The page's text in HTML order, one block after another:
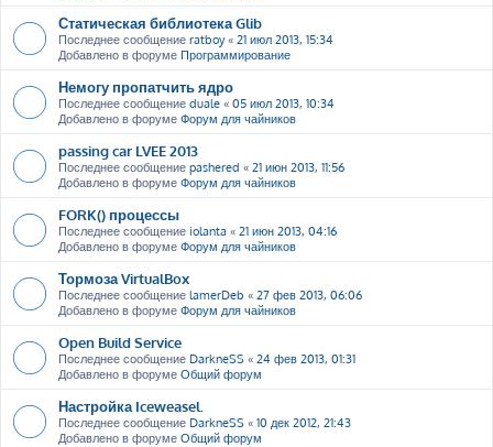
Статическая библиотека Glib
Последнее сообщение ratboy« 21 июл 2013, 15:34
Добавлено в форуме Программирование
Немогу пропатчить ядро
Последнее сообщение duale « 05 июл 2013, 10:34
Добавлено в форуме Форум для чайников
passing car LVEE 2013
Последнее сообщение pashered « 21 июн 2013, 11:56
Добавлено в форуме Форум для чайников
FORK() процессы
Последнее сообщение iolanta « 21 июн 2013, 04:16
Добавлено в форуме Форум для чайников
Тормоза VirtualBox
Последнее сообщение lamerDeb « 27 фев 2013, 06:06
Добавлено в форуме Форум для чайников
Open Build Service
Последнее сообщение DarkneSS « 24 фев 2013, 01:31
Добавлено в форуме Общий форум
Настройка Iceweasel.
Последнее сообщение DarkneSS « 10 дек 2012, 21:43
Добавлено в форуме Общий форум